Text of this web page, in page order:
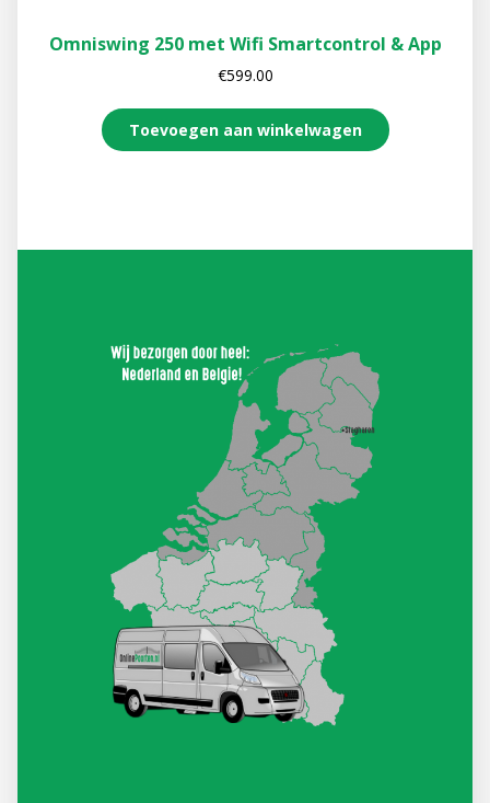
Omniswing 250 met Wifi Smartcontrol & App
€599.00
Toevoegen aan winkelwagen